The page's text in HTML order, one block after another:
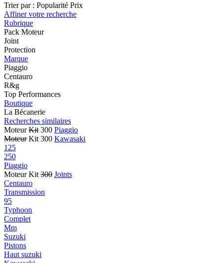
Trier par : Popularité Prix
Affiner votre recherche
Rubrique
Pack Moteur
Joint
Protection
Marque
Piaggio
Centauro
R&g
Top Performances
Boutique
La Bécanerie
Recherches similaires
MoteurKit 300 Piaggio
MoteurKit 300 Kawasaki
125
250
Piaggio
Moteur Kit 300 Joints
Centauro
Transmission
95
Typhoon
Complet
Mm
Suzuki
Pistons
Haut suzuki